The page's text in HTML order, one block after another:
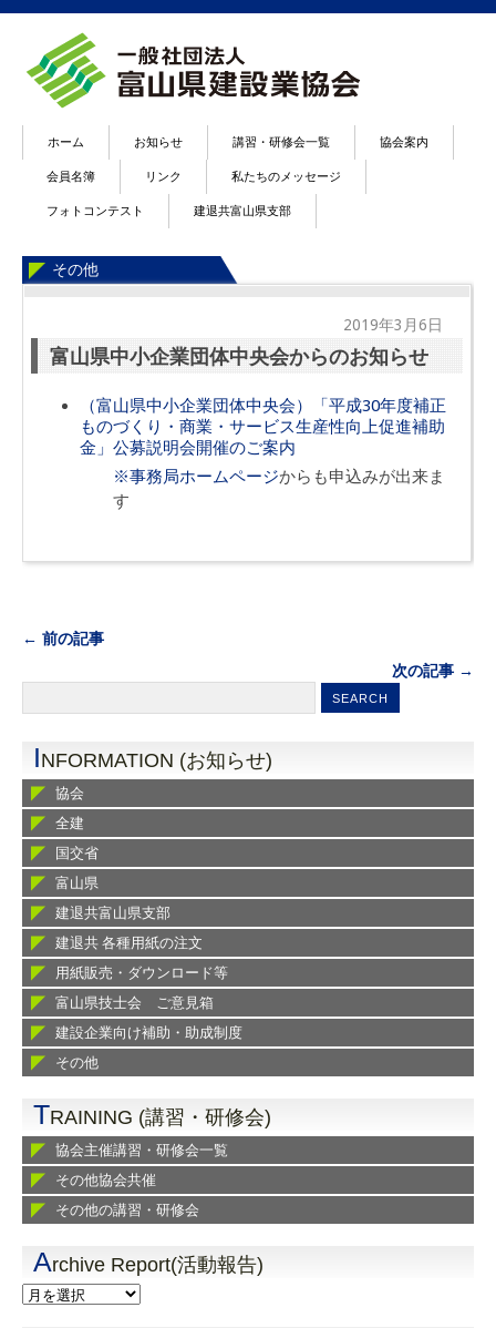
ホーム お知らせ 講習・研修会一覧 協会案内
会員名簿 リンク 私たちのメッセージ
フォトコンテスト 建退共富山県支部
その他
2019年3月6日
富山県中小企業団体中央会からのお知らせ
（富山県中小企業団体中央会）「平成30年度補正
ものづくり・商業・サービス生産性向上促進補助
金」公募説明会開催のご案内
※事務局ホームページからも申込みが出来ま
す
← 前の記事
次の記事 →
INFORMATION (お知らせ)
協会
全建
国交省
富山県
建退共富山県支部
建退共 各種用紙の注文
用紙販売・ダウンロード等
富山県技士会 ご意見箱
建設企業向け補助・助成制度
その他
TRAINING (講習・研修会)
協会主催講習・研修会一覧
その他協会共催
その他の講習・研修会
Archive Report(活動報告)